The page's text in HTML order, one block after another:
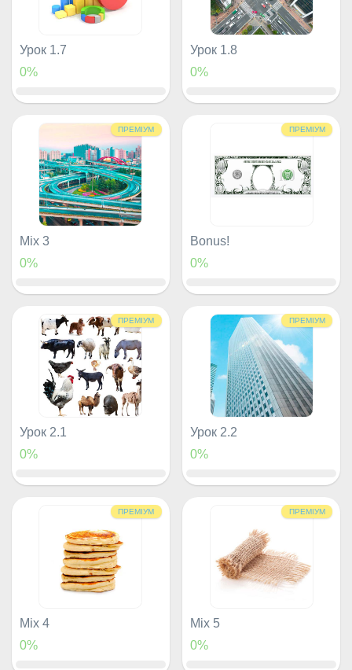
Урок 1.7
0%
Урок 1.8
0%
ПРЕМІУМ
Mix 3
0%
ПРЕМІУМ
Bonus!
0%
ПРЕМІУМ
Урок 2.1
0%
ПРЕМІУМ
Урок 2.2
0%
ПРЕМІУМ
Mix 4
0%
ПРЕМІУМ
Mix 5
0%